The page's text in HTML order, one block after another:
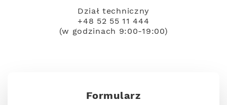
Dział techniczny
+48 52 55 11 444
(w godzinach 9:00-19:00)
Formularz